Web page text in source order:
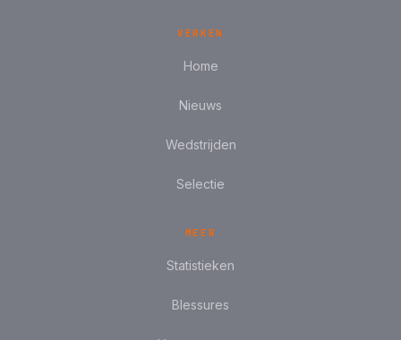
VERKEN
Home
Nieuws
Wedstrijden
Selectie
MEER
Statistieken
Blessures